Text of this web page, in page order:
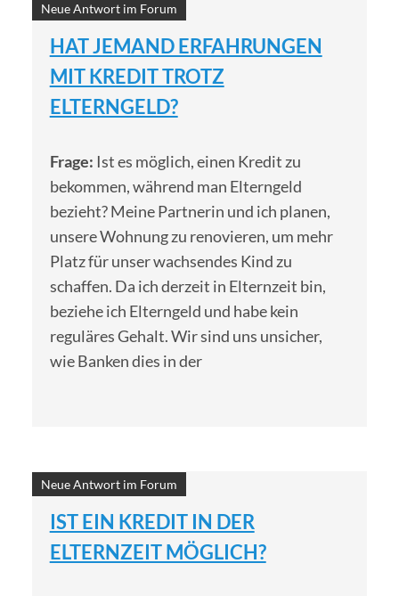
Neue Antwort im Forum
HAT JEMAND ERFAHRUNGEN
MIT KREDIT TROTZ
ELTERNGELD?
Frage: Ist es möglich, einen Kredit zu
bekommen, während man Elterngeld
bezieht? Meine Partnerin und ich planen,
unsere Wohnung zu renovieren, um mehr
Platz für unser wachsendes Kind zu
schaffen. Da ich derzeit in Elternzeit bin,
beziehe ich Elterngeld und habe kein
reguläres Gehalt. Wir sind uns unsicher,
wie Banken dies in der
Neue Antwort im Forum
IST EIN KREDIT IN DER
ELTERNZEIT MÖGLICH?